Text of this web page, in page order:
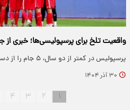
واقعیت تلخ برای پرسپولیسی‌ها؛ خبری
پرسپولیس در کمتر از دو سال، ۵ جام را از دست داده است.
۳۰ آذر ۱۴۰۴
۱ ۲ ۳ ۴